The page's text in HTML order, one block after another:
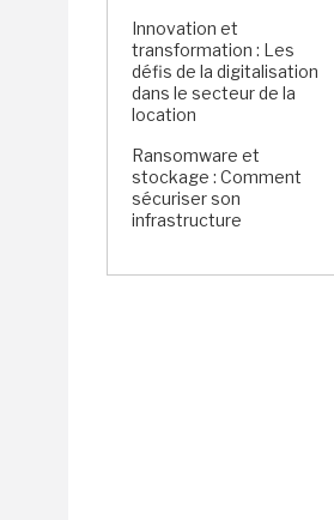
Innovation et
transformation : Les
défis de la digitalisation
dans le secteur de la
location
Ransomware et
stockage : Comment
sécuriser son
infrastructure